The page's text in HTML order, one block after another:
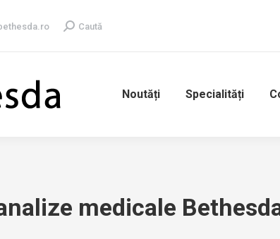
Search:
Caută
Noutăți Specialități
medicale